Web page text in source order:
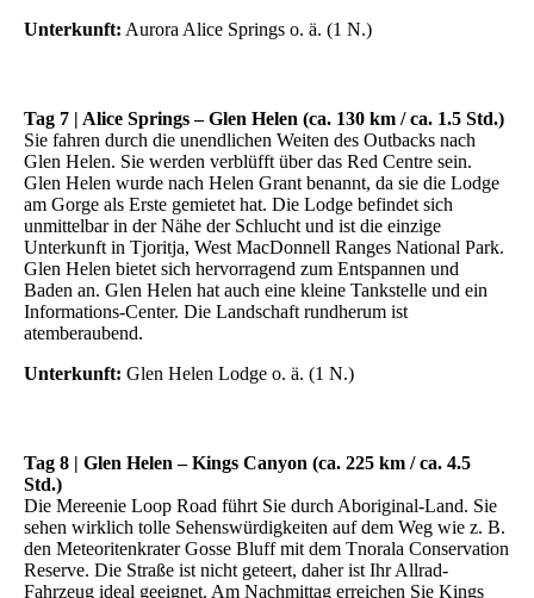
Unterkunft: Aurora Alice Springs o. ä. (1 N.)
Tag 7 | Alice Springs – Glen Helen (ca. 130 km / ca. 1.5 Std.)
Sie fahren durch die unendlichen Weiten des Outbacks nach
Glen Helen. Sie werden verblüfft über das Red Centre sein.
Glen Helen wurde nach Helen Grant benannt, da sie die Lodge
am Gorge als Erste gemietet hat. Die Lodge befindet sich
unmittelbar in der Nähe der Schlucht und ist die einzige
Unterkunft in Tjoritja, West MacDonnell Ranges National Park.
Glen Helen bietet sich hervorragend zum Entspannen und
Baden an. Glen Helen hat auch eine kleine Tankstelle und ein
Informations-Center. Die Landschaft rundherum ist
atemberaubend.
Unterkunft: Glen Helen Lodge o. ä. (1 N.)
Tag 8 | Glen Helen – Kings Canyon (ca. 225 km / ca. 4.5
Std.)
Die Mereenie Loop Road führt Sie durch Aboriginal-Land. Sie
sehen wirklich tolle Sehenswürdigkeiten auf dem Weg wie z. B.
den Meteoritenkrater Gosse Bluff mit dem Tnorala Conservation
Reserve. Die Straße ist nicht geteert, daher ist Ihr Allrad-
Fahrzeug ideal geeignet. Am Nachmittag erreichen Sie Kings